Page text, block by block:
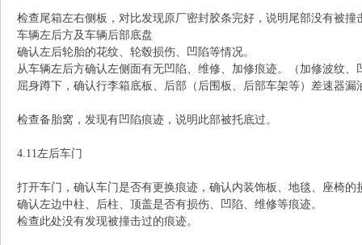
检查尾箱左右侧板，对比发现原厂密封胶条完好，说明尾部没有被
车辆左后方及车辆后部底盘
确认左后轮胎的花纹、轮毂损伤、凹陷等情况。
从车辆左后方确认左侧面有无凹陷、维修、加修痕迹。（加修波纹、
屈身蹲下，确认行李箱底板、后部（后围板、后部车架等）差速器
检查备胎窝，发现有凹陷痕迹，说明此部被托底过。
4.11左后车门
打开车门，确认车门是否有更换痕迹，确认内装饰板、地毯、座椅的
确认左边中柱、后柱、顶盖是否有损伤、凹陷、维修等痕迹。
检查此处没有发现被撞击过的痕迹。